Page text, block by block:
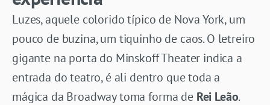
Luzes, aquele colorido típico de Nova York, um
pouco de buzina, um tiquinho de caos. O letreiro
gigante na porta do Minskoff Theater indica a
entrada do teatro, é ali dentro que toda a
mágica da Broadway toma forma de Rei Leão.